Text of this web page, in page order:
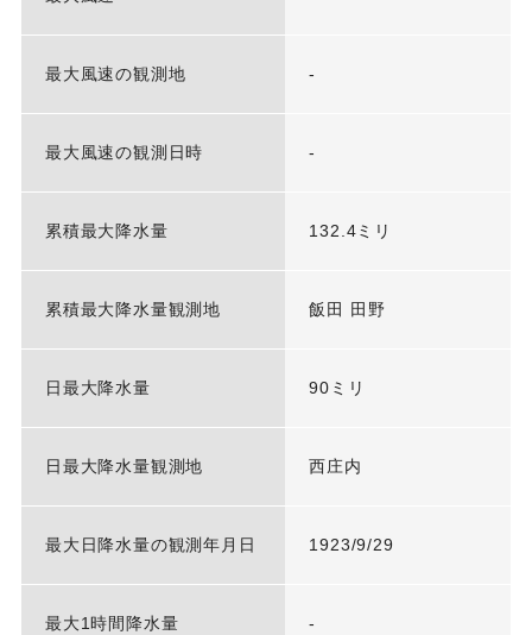
最大風速の観測地 -
最大風速の観測日時 -
累積最大降水量 132.4ミリ
累積最大降水量観測地 飯田 田野
日最大降水量 90ミリ
日最大降水量観測地 西庄内
最大日降水量の観測年月日 1923/9/29
最大1時間降水量 -